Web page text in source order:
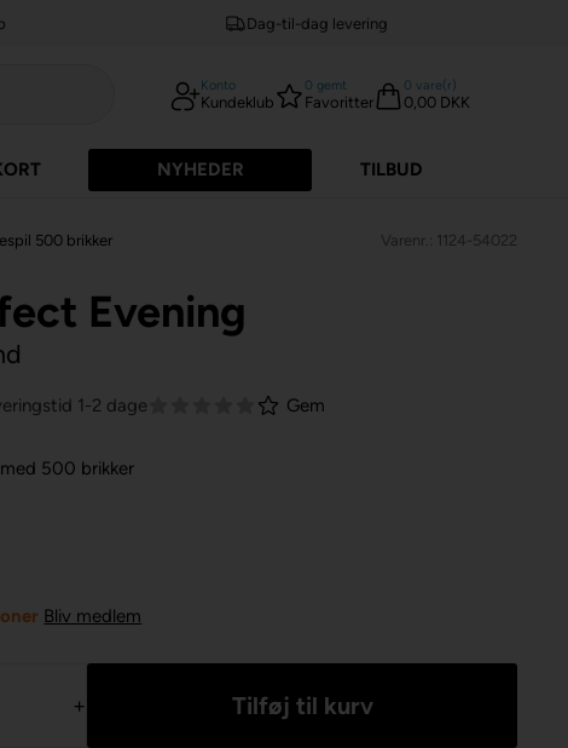
Dag-til-dag levering
Konto
Kundeklub
0 gemt
Favoritter
0 vare(r)
0,00 DKK
NYHEDER TILBUD
500 brikker Varenr.: 1124-54022
Evening
1-2 dage Gem
500 brikker
Bliv medlem
+